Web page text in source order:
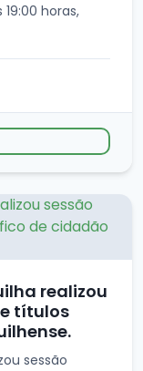
horas,
realizou
títulos
sessão